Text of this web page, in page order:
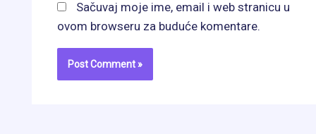
Sačuvaj moje ime, email i web stranicu u
ovom browseru za buduće komentare.